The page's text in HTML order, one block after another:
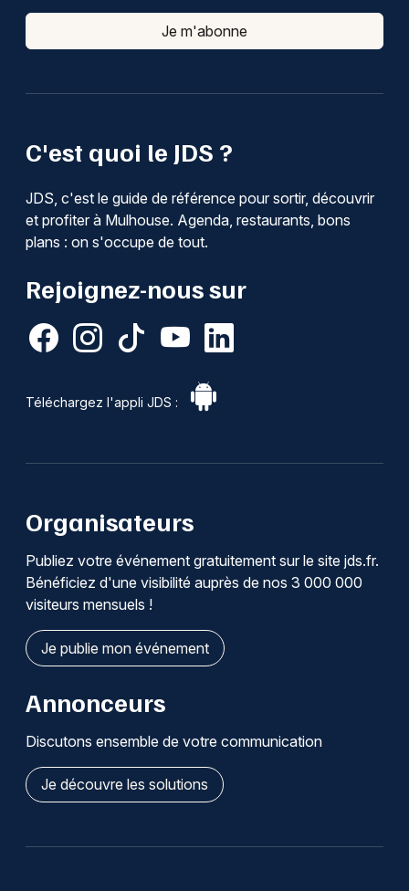
C'est quoi le JDS ?
JDS, c'est le guide de référence pour sortir, découvrir
et profiter à Mulhouse. Agenda, restaurants, bons
plans : on s'occupe de tout.
Rejoignez-nous sur
Téléchargez l'appli JDS :
Je m'abonne
Organisateurs
Publiez votre événement gratuitement sur le site jds.fr.
Bénéficiez d'une visibilité auprès de nos 3 000 000
visiteurs mensuels !
Je publie mon événement
Annonceurs
Discutons ensemble de votre communication
Je découvre les solutions